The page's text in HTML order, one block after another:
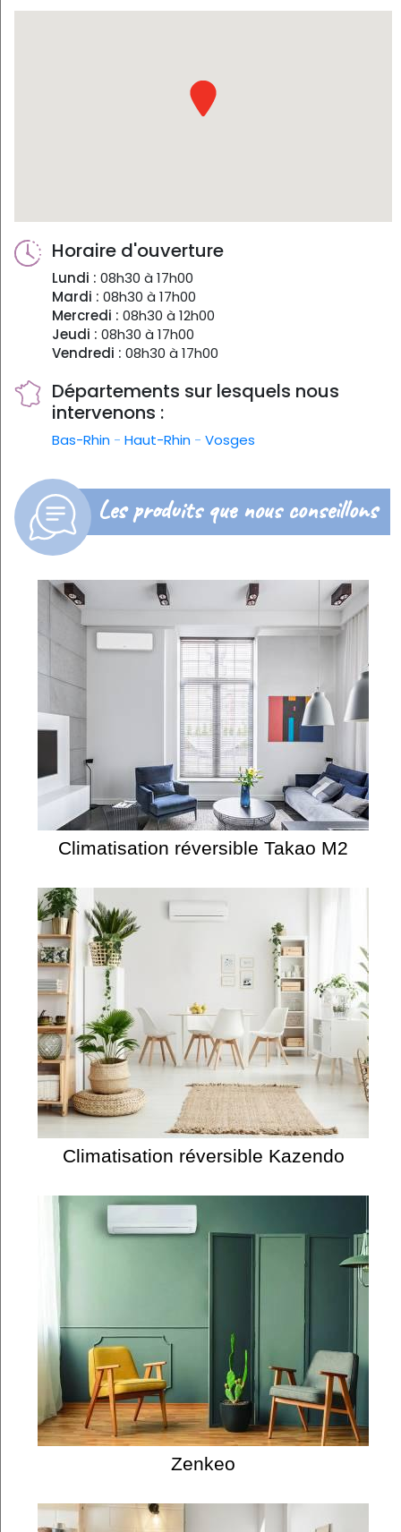
Horaire d'ouverture
Lundi : 08h30 à 17h00
Mardi : 08h30 à 17h00
Mercredi : 08h30 à 12h00
Jeudi : 08h30 à 17h00
Vendredi : 08h30 à 17h00
Départements sur lesquels nous
intervenons :
Bas-Rhin - Haut-Rhin - Vosges
Les produits que nous conseillons
Climatisation réversible Takao M2
Climatisation réversible Kazendo
Zenkeo